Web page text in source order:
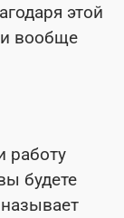
этой
вообще
работу
будете